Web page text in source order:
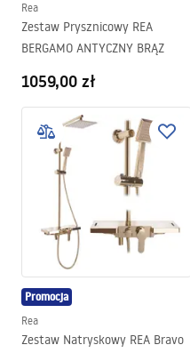
Rea
Zestaw Prysznicowy REA
BERGAMO ANTYCZNY BRĄZ
1059,00 zł
Promocja
Rea
Zestaw Natryskowy REA Bravo